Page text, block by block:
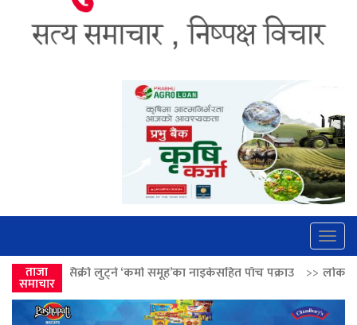
ताजा
समाचार
‘कर्मा समूह’का नाइकेसहित पाँच पक्राउ >>लोकतान्त्रिक मूल्य सुदृढ बनाउन